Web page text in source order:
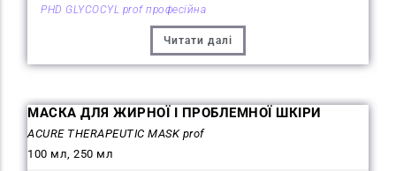
PHD GLYCOCYL prof професійна
Читати далі
МАСКА ДЛЯ ЖИРНОЇ І ПРОБЛЕМНОЇ ШКІРИ
ACURE THERAPEUTIC MASK prof
100 мл, 250 мл